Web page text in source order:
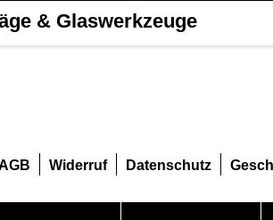
& Glaswerkzeuge
Widerruf Datenschutz